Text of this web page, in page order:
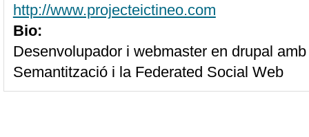
http://www.projecteictineo.com
Bio:
Desenvolupador i webmaster en drupal
Semantització i la Federated Social Web